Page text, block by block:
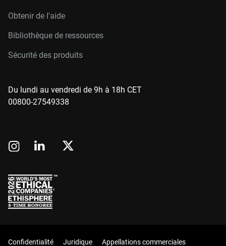
Obtenir de l'aide
Bibliothèque de ressources
Sécurité des produits
Du lundi au vendredi de 9h à 18h CET
00800-27549338
Confidentialité Juridique Appellations commerciales